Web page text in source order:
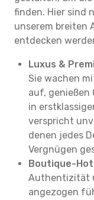
finden. Hier sind
unserem breiten
entdecken
Luxus &
Sie wachen
auf, genießen
in
verspricht
denen jedes
Vergnügen
Boutique-
Authentizität
angezogen